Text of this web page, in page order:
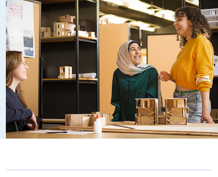
d’innovation dans la planification, le montage et la gestion
des projets.